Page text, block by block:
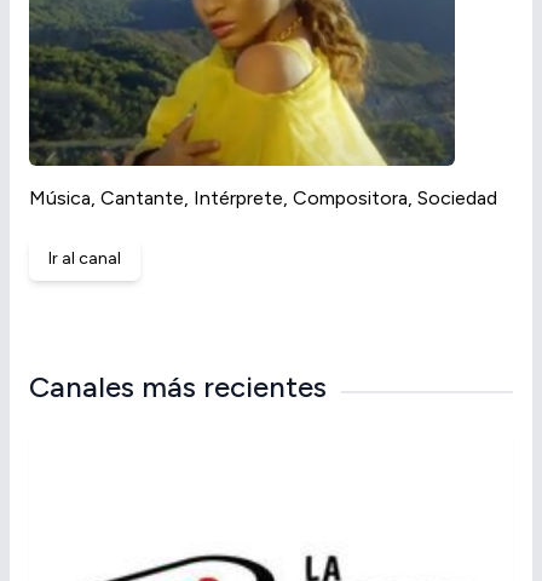
Música, Cantante, Intérprete, Compositora, Sociedad
Ir al canal
Canales más recientes